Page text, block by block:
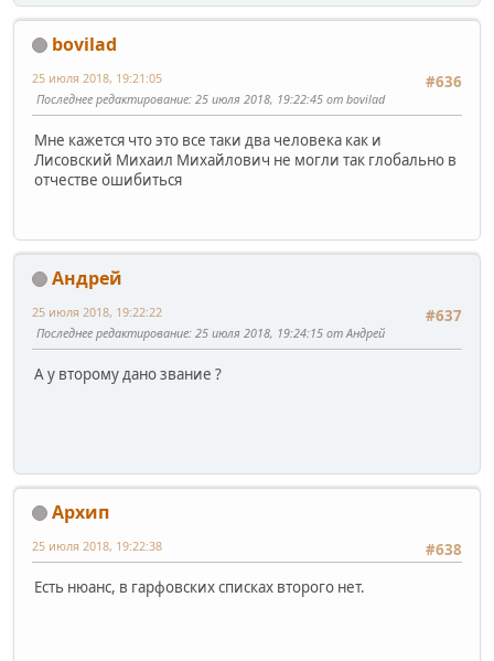
bovilad
#636
25 июля 2018, 19:21:05
Последнее редактирование: 25 июля 2018, 19:22:45 от bovilad
Мне кажется что это все таки два человека как и
Лисовский Михаил Михайлович не могли так глобально в
отчестве ошибиться
Андрей
#637
25 июля 2018, 19:22:22
Последнее редактирование: 25 июля 2018, 19:24:15 от Андрей
А у второму дано звание ?
Архип
#638
25 июля 2018, 19:22:38
Есть нюанс, в гарфовских списках второго нет.